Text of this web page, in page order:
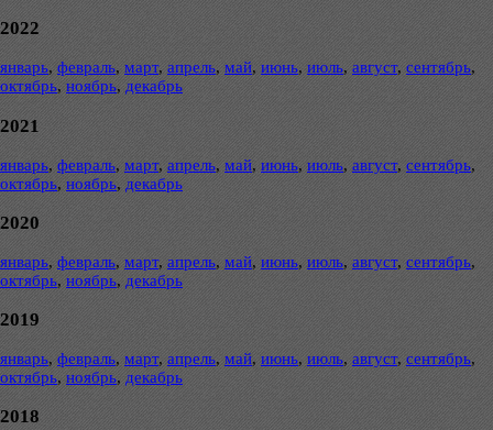
2022
январь, февраль, март, апрель, май, июнь, июль, август, сентябрь,
октябрь, ноябрь, декабрь
2021
январь, февраль, март, апрель, май, июнь, июль, август, сентябрь,
октябрь, ноябрь, декабрь
2020
январь, февраль, март, апрель, май, июнь, июль, август, сентябрь,
октябрь, ноябрь, декабрь
2019
январь, февраль, март, апрель, май, июнь, июль, август, сентябрь,
октябрь, ноябрь, декабрь
2018